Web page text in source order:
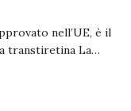
nell’UE, è il
transtiretina La…